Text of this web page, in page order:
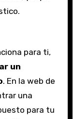
para ti,
un
. En la web de
una
para tu